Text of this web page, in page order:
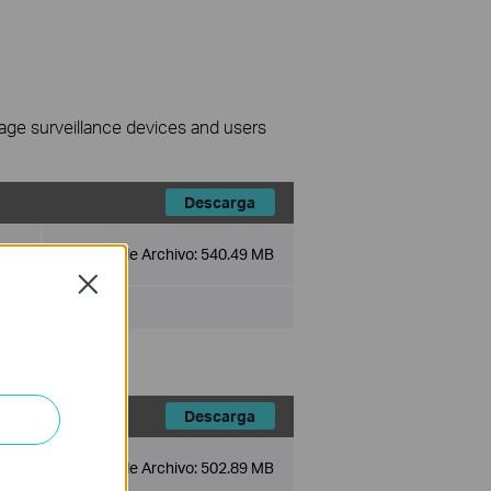
surveillance devices and users
Descarga
Tamaño de Archivo: 540.49 MB
Descarga
Tamaño de Archivo: 502.89 MB
Close